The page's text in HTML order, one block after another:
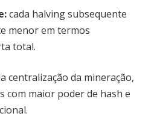
cada halving subsequente
menor em termos
total.
centralização da mineração,
com maior poder de hash e